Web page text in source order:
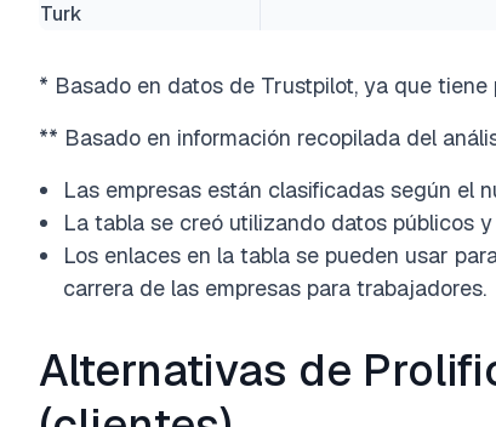
Turk
* Basado en datos de Trustpilot, ya que
** Basado en información recopilada del
Las empresas están clasificadas según el
La tabla se creó utilizando datos públicos
Los enlaces en la tabla se pueden usar
carrera de las empresas para trabajadores.
Alternativas de